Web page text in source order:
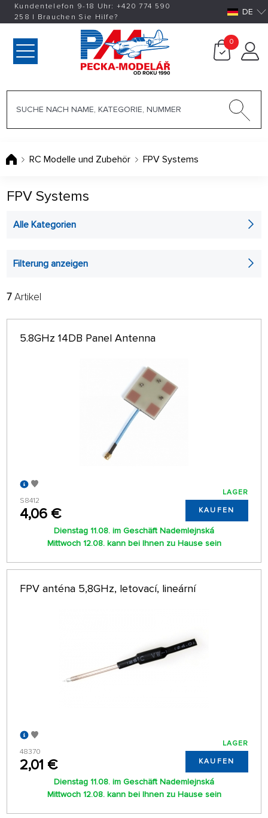
Kundentelefon 9-18 Uhr: +420774 590
258 | Brauchen Sie Hilfe? DE
0
RC Modelle und Zubehör FPV Systems
FPV Systems
Alle Kategorien
FPV Kameras
FPV Monitor und Videobrillen
Filterung anzeigen
HERSTELLER
ZWEIGSTELLE
SORTIEREN:
MEISTVERKAUFT
32 AUF SEITE
7Artikel
5.8GHz 14DB Panel Antenna
S8412
4,06 €
LAGER
KAUFEN
Dienstag 11.08. im Geschäft Nademlejnská
Mittwoch 12.08. kann bei Ihnen zu Hause sein
FPV anténa 5,8GHz, letovací, lineární
48370
2,01 €
LAGER
KAUFEN
Dienstag 11.08. im Geschäft Nademlejnská
Mittwoch 12.08. kann bei Ihnen zu Hause sein